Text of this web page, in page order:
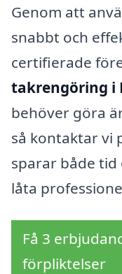
Genom att
snabbt och
certifierade
takrengöring i
behöver göra
så kontaktar vi
sparar både
låta
Få 3
förpliktelser